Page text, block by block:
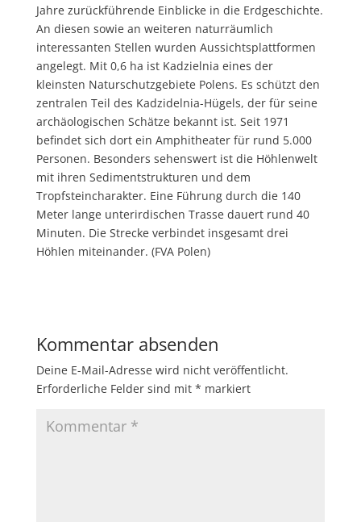
Jahre zurückführende Einblicke in die Erdgeschichte.
An diesen sowie an weiteren naturräumlich
interessanten Stellen wurden Aussichtsplattformen
angelegt. Mit 0,6 ha ist Kadzielnia eines der
kleinsten Naturschutzgebiete Polens. Es schützt den
zentralen Teil des Kadzidelnia-Hügels, der für seine
archäologischen Schätze bekannt ist. Seit 1971
befindet sich dort ein Amphitheater für rund 5.000
Personen. Besonders sehenswert ist die Höhlenwelt
mit ihren Sedimentstrukturen und dem
Tropfsteincharakter. Eine Führung durch die 140
Meter lange unterirdischen Trasse dauert rund 40
Minuten. Die Strecke verbindet insgesamt drei
Höhlen miteinander. (FVA Polen)
Kommentar absenden
Deine E-Mail-Adresse wird nicht veröffentlicht.
Erforderliche Felder sind mit * markiert